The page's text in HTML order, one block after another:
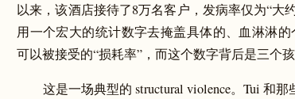
以来，该酒店接待了8万名客户，发病率仅为“
用一个宏大的统计数字去掩盖具体的、血淋淋
可以被接受的“损耗率”，而这个数字背后是三个
这是一场典型的 structural violence。Tui 和